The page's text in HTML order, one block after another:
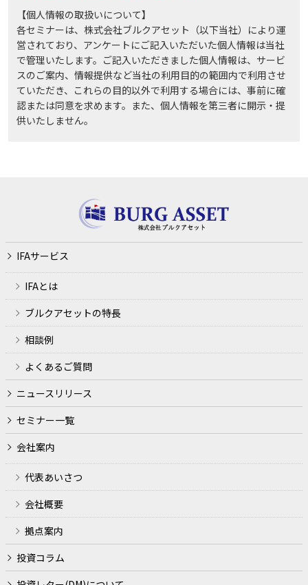
【個人情報の取扱いについて】
各セミナーは、株式会社ブルクアセット（以下当社）により運
営されており、アンケートにご記入いただいた個人情報は当社
で管理いたします。ご記入いただきました個人情報は、サービ
スのご案内、情報提供など当社の利用目的の範囲内で利用させ
ていただき、これらの目的以外で利用する場合には、事前に確
認または同意を求めます。また、個人情報を第三者に開示・提
供いたしません。
IFAサービス
IFAとは
ブルクアセットの特長
相談例
よくあるご質問
ニュースリリース
セミナー一覧
会社案内
代表あいさつ
会社概要
拠点案内
投資コラム